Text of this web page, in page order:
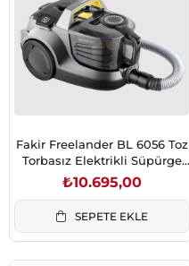
Fakir Freelander BL 6056 Toz
Torbasız Elektrikli Süpürge
Silver Stone (41004492)
₺10.695,00
SEPETE EKLE